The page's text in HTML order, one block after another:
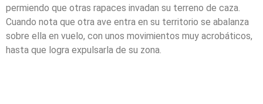
permiendo que otras rapaces invadan su terreno de caza.
Cuando nota que otra ave entra en su territorio se abalanza
sobre ella en vuelo, con unos movimientos muy acrobáticos,
hasta que logra expulsarla de su zona.